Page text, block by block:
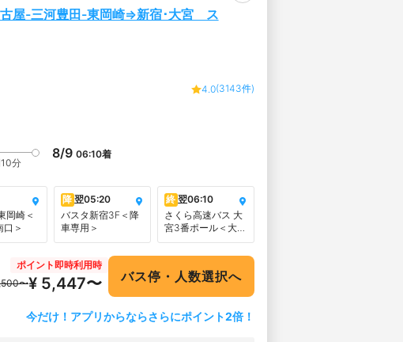
屋-三河豊田-東岡崎⇒新宿･大宮 ス
4.0(3143件)
分
8/9 06:10着
岡崎＜
口＞
降翌05:20
バスタ新宿3F＜降
車専用＞
終翌06:10
さくら高速バス 大
宮3番ポール＜大宮
駅西口ファミリー
ポイント即時利用時
〜¥ 5,447〜 バス停・人数選択へ
今だけ！アプリからならさらにポイント2倍！